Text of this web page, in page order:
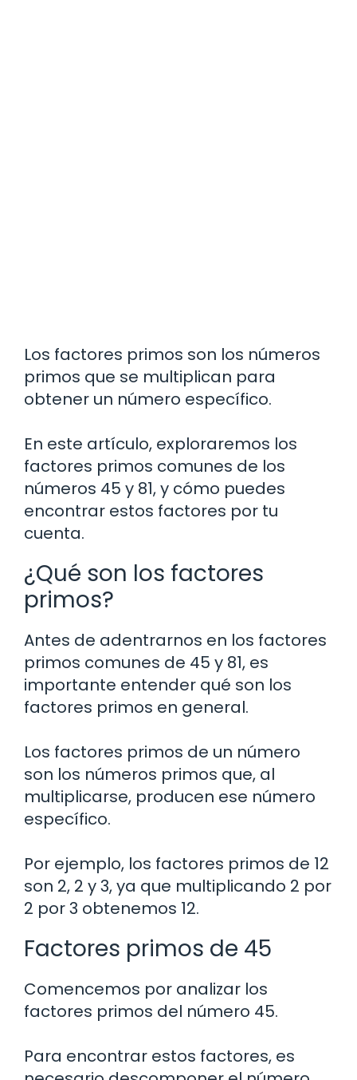
Los factores primos son los números
primos que se multiplican para
obtener un número específico.
En este artículo, exploraremos los
factores primos comunes de los
números 45 y 81, y cómo puedes
encontrar estos factores por tu
cuenta.
¿Qué son los factores
primos?
Antes de adentrarnos en los factores
primos comunes de 45 y 81, es
importante entender qué son los
factores primos en general.
Los factores primos de un número
son los números primos que, al
multiplicarse, producen ese número
específico.
Por ejemplo, los factores primos de 12
son 2, 2 y 3, ya que multiplicando 2 por
2 por 3 obtenemos 12.
Factores primos de 45
Comencemos por analizar los
factores primos del número 45.
Para encontrar estos factores, es